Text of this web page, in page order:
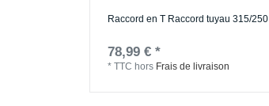
Raccord en T Raccord tuyau 315/250
78,99 € *
*TTC hors Frais de livraison